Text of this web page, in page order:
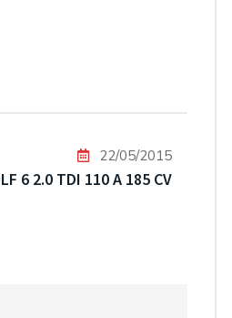
22/05/2015
6 2.0 TDI 110 A 185 CV